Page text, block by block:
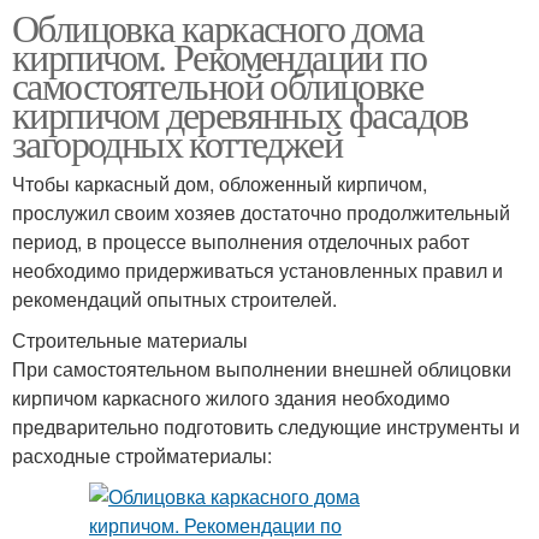
Облицовка каркасного дома
кирпичом. Рекомендации по
самостоятельной облицовке
кирпичом деревянных фасадов
загородных коттеджей
Чтобы каркасный дом, обложенный кирпичом,
прослужил своим хозяев достаточно продолжительный
период, в процессе выполнения отделочных работ
необходимо придерживаться установленных правил и
рекомендаций опытных строителей.
Строительные материалы
При самостоятельном выполнении внешней облицовки
кирпичом каркасного жилого здания необходимо
предварительно подготовить следующие инструменты и
расходные стройматериалы: